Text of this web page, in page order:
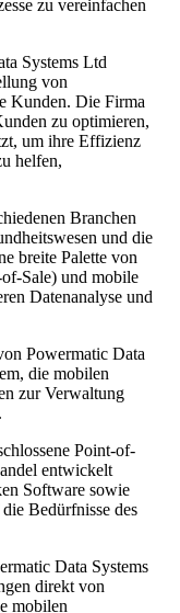
zu vereinfachen
Systems Ltd
von
Kunden. Die Firma
zu optimieren,
um ihre Effizienz
helfen,
Branchen
und die
breite Palette von
Sale) und mobile
Datenanalyse und
Powermatic Data
die mobilen
zur Verwaltung
Point-of-
entwickelt
Software sowie
Bedürfnisse des
Data Systems
direkt von
mobilen